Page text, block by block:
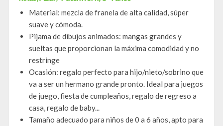
Material: mezcla de franela de alta calidad, súper
suave y cómoda.
Pijama de dibujos animados: mangas grandes y
sueltas que proporcionan la máxima comodidad y no
restringe
Ocasión: regalo perfecto para hijo/nieto/sobrino que
va a ser un hermano grande pronto. Ideal para juegos
de juego, fiesta de cumpleaños, regalo de regreso a
casa, regalo de baby...
Tamaño adecuado para niños de 0 a 6 años, apto para